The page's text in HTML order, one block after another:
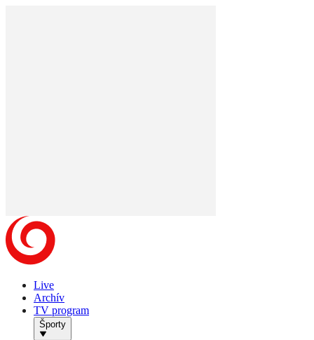
Live
Archív
TV program
Športy